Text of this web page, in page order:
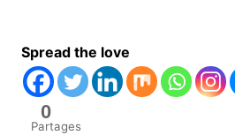
Spread the love
0
Partages